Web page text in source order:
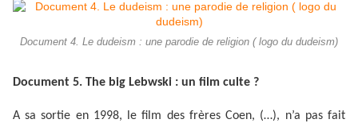
Document 4. Le dudeism : une parodie de religion ( logo du dudeism)
Document 5. The big Lebwski : un film culte ?
A sa sortie en 1998, le film des frères Coen, (…), n’a pas fait